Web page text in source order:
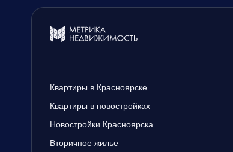
Квартиры в Красноярске
Квартиры в новостройках
Новостройки Красноярска
Вторичное жилье